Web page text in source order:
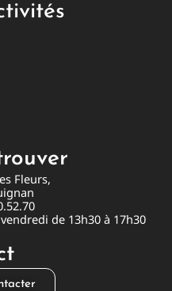
Fleurs,
de 13h30 à 17h30